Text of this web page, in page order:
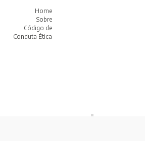
Home
Sobre
Código de
Conduta Ética